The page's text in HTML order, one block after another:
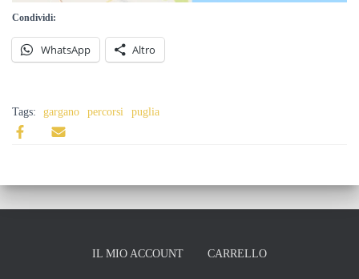
Condividi:
WhatsApp Altro
Tags: gargano percorsi puglia
IL MIO ACCOUNT CARRELLO